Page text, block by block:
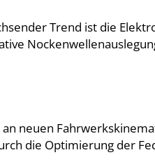
Trend ist die
neuen
die Optimierung der